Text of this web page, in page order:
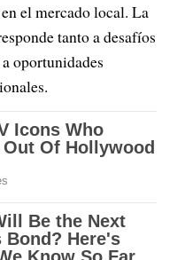
el mercado local. La
tanto a desafíos
oportunidades